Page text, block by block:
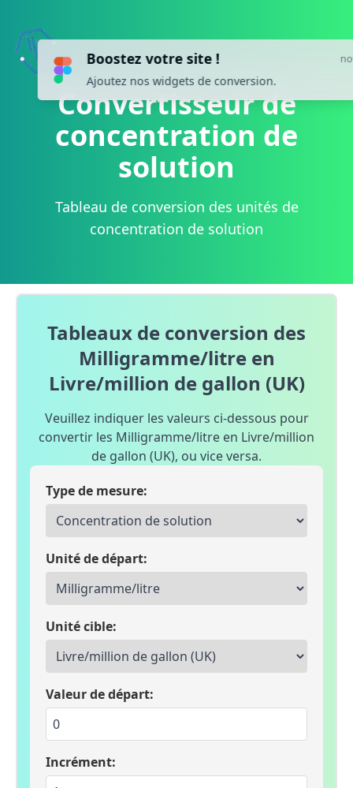
Convertisseur de
concentration de
solution
Tableau de conversion des unités de
concentration de solution
Tableaux de conversion des
Milligramme/litre en
Livre/million de gallon (UK)
Veuillez indiquer les valeurs ci-dessous pour
convertir les Milligramme/litre en Livre/million
de gallon (UK), ou vice versa.
Type de mesure:
Unité de départ:
Unité cible:
Valeur de départ:
Incrément:
Boostez votre site !
Ajoutez nos widgets de conversion.